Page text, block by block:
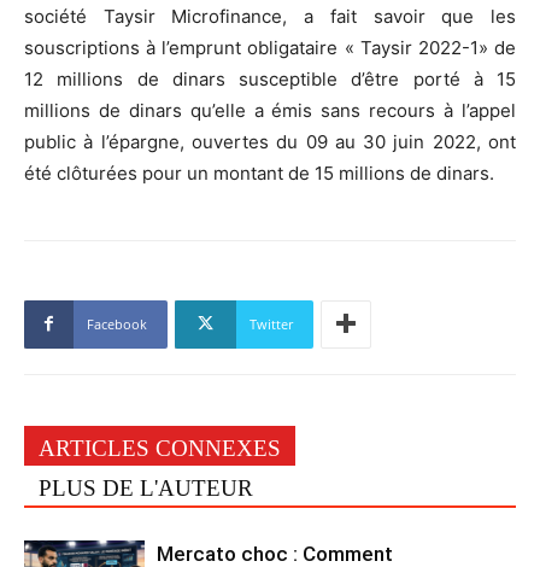
société Taysir Microfinance, a fait savoir que les
souscriptions à l’emprunt obligataire « Taysir 2022-1» de
12 millions de dinars susceptible d’être porté à 15
millions de dinars qu’elle a émis sans recours à l’appel
public à l’épargne, ouvertes du 09 au 30 juin 2022, ont
été clôturées pour un montant de 15 millions de dinars.
Facebook Twitter
ARTICLES CONNEXES
PLUS DE L'AUTEUR
Mercato choc : Comment